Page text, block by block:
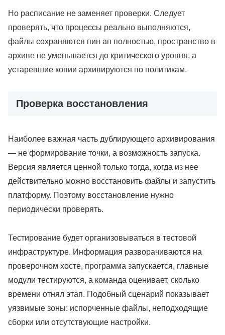
Но расписание не заменяет проверки. Следует
проверять, что процессы реально выполняются,
файлы сохраняются пин ап полностью, пространство в
архиве не уменьшается до критического уровня, а
устаревшие копии архивируются по политикам.
Проверка восстановления
Наиболее важная часть дублирующего архивирования
— не формирование точки, а возможность запуска.
Версия является ценной только тогда, когда из нее
действительно можно восстановить файлы и запустить
платформу. Поэтому восстановление нужно
периодически проверять.
Тестирование будет организовываться в тестовой
инфраструктуре. Информация разворачиваются на
проверочном хосте, программа запускается, главные
модули тестируются, а команда оценивает, сколько
времени отнял этап. Подобный сценарий показывает
уязвимые зоны: испорченные файлы, неподходящие
сборки или отсутствующие настройки.